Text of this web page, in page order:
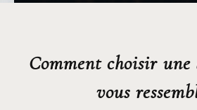
Comment choisir
vous